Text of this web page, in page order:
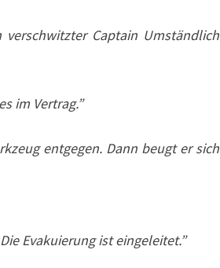
Captain Umständlich
im Vertrag.”
entgegen. Dann beugt er sich
Evakuierung ist eingeleitet.”